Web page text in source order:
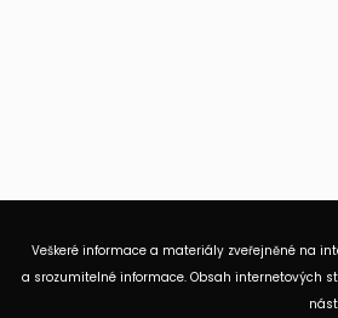
Veškeré informace a materiály zveřejněné na
a srozumitelné informace. Obsah internetových